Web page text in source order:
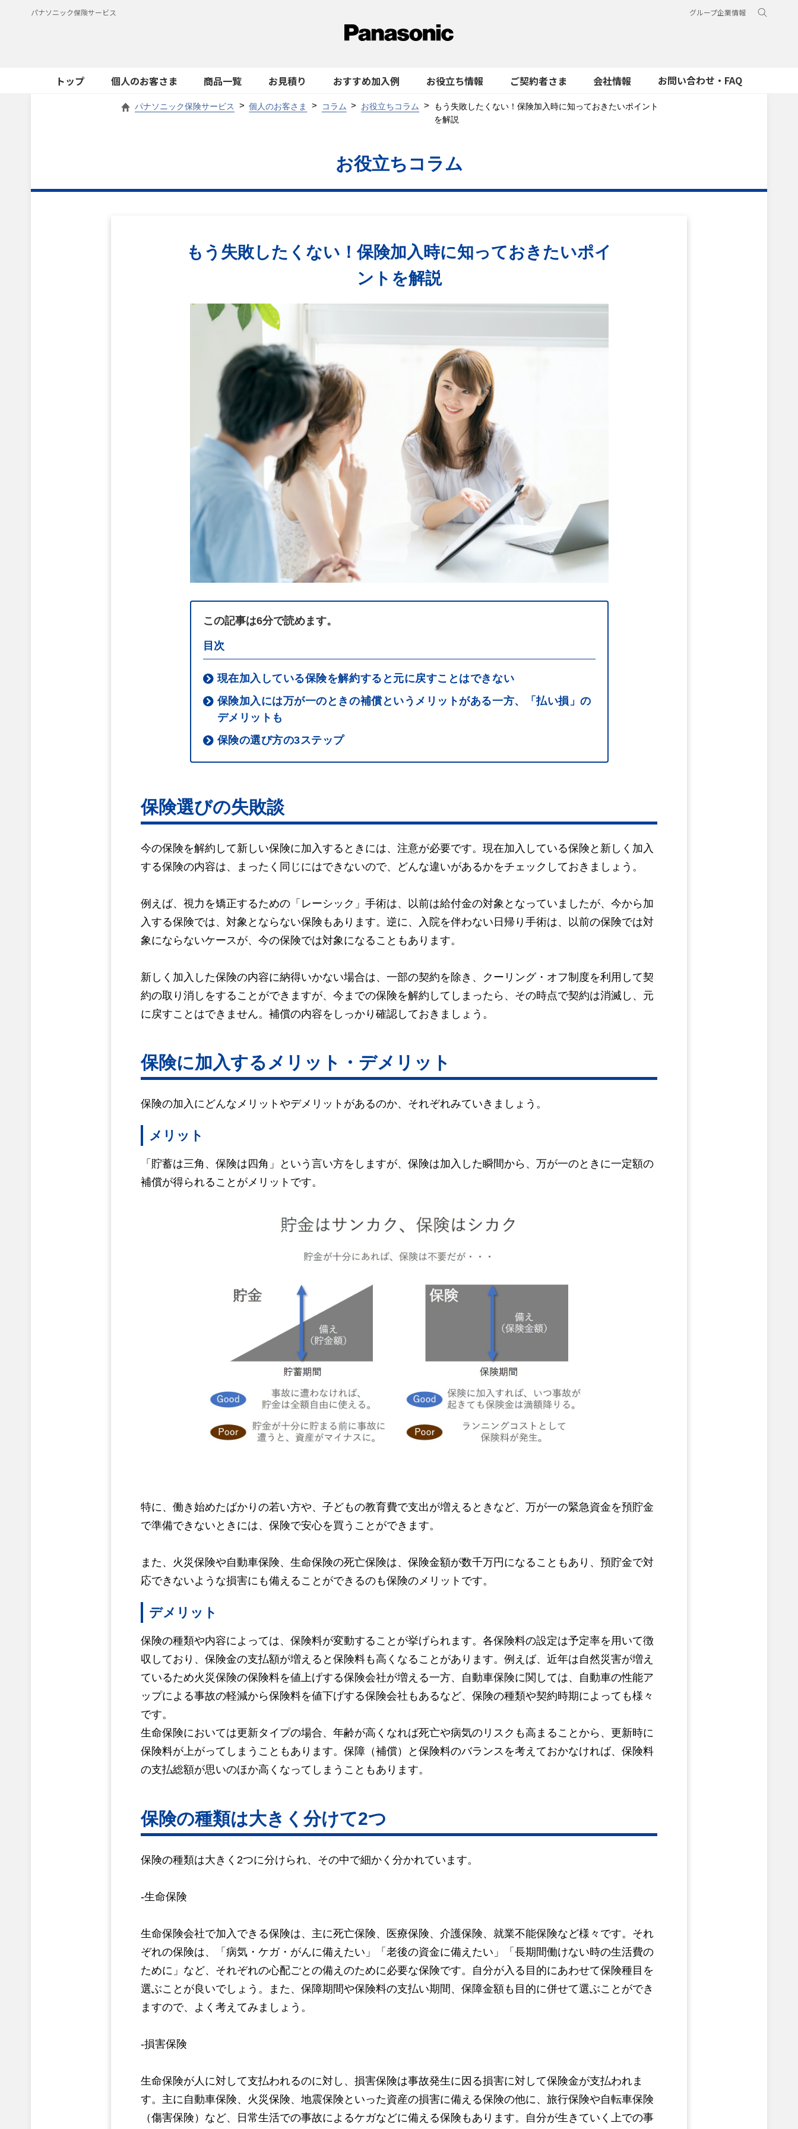
パナソニック保険サービス グループ企業情報
トップ 個人のお客さま 商品一覧 お見積り おすすめ加入例 お役立ち情報 ご契約者さま 会社情報 お問い合わせ・FAQ
パナソニック保険サービス 個人のお客さま コラム お役立ちコラム
もう失敗したくない！保険加入時に知っておきたいポイント
を解説
お役立ちコラム
もう失敗したくない！保険加入時に知っておきたいポイ
ントを解説
この記事は6分で読めます。
目次
現在加入している保険を解約すると元に戻すことはできない
保険加入には万が一のときの補償というメリットがある一方、「払い損」の
デメリットも
保険の選び方の3ステップ
保険選びの失敗談
今の保険を解約して新しい保険に加入するときには、注意が必要です。現在加入している保険と新しく加入
する保険の内容は、まったく同じにはできないので、どんな違いがあるかをチェックしておきましょう。
例えば、視力を矯正するための「レーシック」手術は、以前は給付金の対象となっていましたが、今から加
入する保険では、対象とならない保険もあります。逆に、入院を伴わない日帰り手術は、以前の保険では対
象にならないケースが、今の保険では対象になることもあります。
新しく加入した保険の内容に納得いかない場合は、一部の契約を除き、クーリング・オフ制度を利用して契
約の取り消しをすることができますが、今までの保険を解約してしまったら、その時点で契約は消滅し、元
に戻すことはできません。補償の内容をしっかり確認しておきましょう。
保険に加入するメリット・デメリット
保険の加入にどんなメリットやデメリットがあるのか、それぞれみていきましょう。
メリット
「貯蓄は三角、保険は四角」という言い方をしますが、保険は加入した瞬間から、万が一のときに一定額の
補償が得られることがメリットです。
特に、働き始めたばかりの若い方や、子どもの教育費で支出が増えるときなど、万が一の緊急資金を預貯金
で準備できないときには、保険で安心を買うことができます。
また、火災保険や自動車保険、生命保険の死亡保険は、保険金額が数千万円になることもあり、預貯金で対
応できないような損害にも備えることができるのも保険のメリットです。
デメリット
保険の種類や内容によっては、保険料が変動することが挙げられます。各保険料の設定は予定率を用いて徴
収しており、保険金の支払額が増えると保険料も高くなることがあります。例えば、近年は自然災害が増え
ているため火災保険の保険料を値上げする保険会社が増える一方、自動車保険に関しては、自動車の性能ア
ップによる事故の軽減から保険料を値下げする保険会社もあるなど、保険の種類や契約時期によっても様々
です。
生命保険においては更新タイプの場合、年齢が高くなれば死亡や病気のリスクも高まることから、更新時に
保険料が上がってしまうこともあります。保障（補償）と保険料のバランスを考えておかなければ、保険料
の支払総額が思いのほか高くなってしまうこともあります。
保険の種類は大きく分けて2つ
保険の種類は大きく2つに分けられ、その中で細かく分かれています。
-生命保険
生命保険会社で加入できる保険は、主に死亡保険、医療保険、介護保険、就業不能保険など様々です。それ
ぞれの保険は、「病気・ケガ・がんに備えたい」「老後の資金に備えたい」「長期間働けない時の生活費の
ために」など、それぞれの心配ごとの備えのために必要な保険です。自分が入る目的にあわせて保険種目を
選ぶことが良いでしょう。また、保障期間や保険料の支払い期間、保障金額も目的に併せて選ぶことができ
ますので、よく考えてみましょう。
-損害保険
生命保険が人に対して支払われるのに対し、損害保険は事故発生に因る損害に対して保険金が支払われま
す。主に自動車保険、火災保険、地震保険といった資産の損害に備える保険の他に、旅行保険や自転車保険
（傷害保険）など、日常生活での事故によるケガなどに備える保険もあります。自分が生きていく上での事